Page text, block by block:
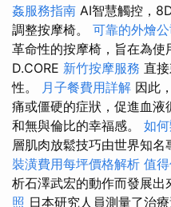
姦服務指南 AI智慧觸控，
調整按摩椅。 可靠的外燴
革命性的按摩椅，旨在為使
D.CORE 新竹按摩服務 直
性。 月子餐費用詳解 因此
痛或僵硬的症狀，促進血
和無與倫比的幸福感。 如
層肌肉放鬆技巧由世界知名
裝潢費用每坪價格解析 值
析石澤武宏的動作而發展出
照 日本研究人員測量了治